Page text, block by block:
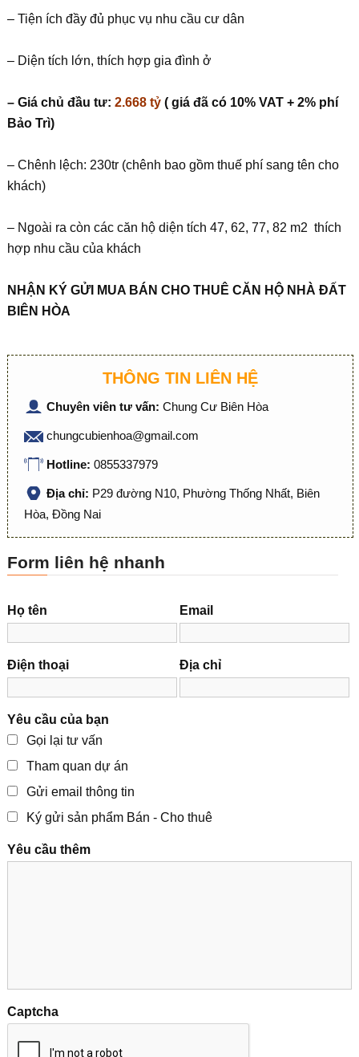
– Tiện ích đầy đủ phục vụ nhu cầu cư dân
– Diện tích lớn, thích hợp gia đình ở
– Giá chủ đầu tư: 2.668 tỷ( giá đã có 10% VAT + 2% phí
Bảo Trì)
– Chênh lệch: 230tr (chênh bao gồm thuế phí sang tên cho
khách)
– Ngoài ra còn các căn hộ diện tích 47, 62, 77, 82 m2 thích
hợp nhu cầu của khách
NHẬN KÝ GỬI MUA BÁN CHO THUÊ CĂN HỘ NHÀ ĐẤT
BIÊN HÒA
THÔNG TIN LIÊN HỆ
Chuyên viên tư vấn: Chung Cư Biên Hòa
chungcubienhoa@gmail.com
Hotline: 0855337979
Địa chỉ: P29 đường N10, Phường Thống Nhất, Biên
Hòa, Đồng Nai
Form liên hệ nhanh
Họ tên Email
Điện thoại Địa chỉ
Yêu cầu của bạn
Gọi lại tư vấn
Tham quan dự án
Gửi email thông tin
Ký gửi sản phẩm Bán - Cho thuê
Yêu cầu thêm
Captcha